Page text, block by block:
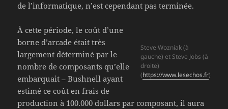
de l’informatique, n’est cependant pas terminée.
Steve Wozniak (à
gauche) et Steve Jobs (à
droite)
(https://www.lesechos.fr)
À cette période, le coût d’une
borne d’arcade était très
largement déterminé par le
nombre de composants qu’elle
embarquait – Bushnell ayant
estimé ce coût en frais de
production à 100.000 dollars par composant, il aura